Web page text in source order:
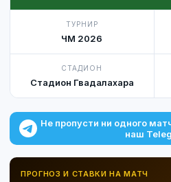
ТУРНИР
ЧМ 2026
СТАДИОН
Стадион Гвадалахара
Не пропусти ни одного
наш
ПРОГНОЗ И СТАВКИ НА МАТЧ